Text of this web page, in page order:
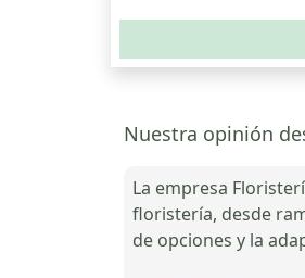
Nuestra opinión
La empresa
floristería, desde
de opciones y la